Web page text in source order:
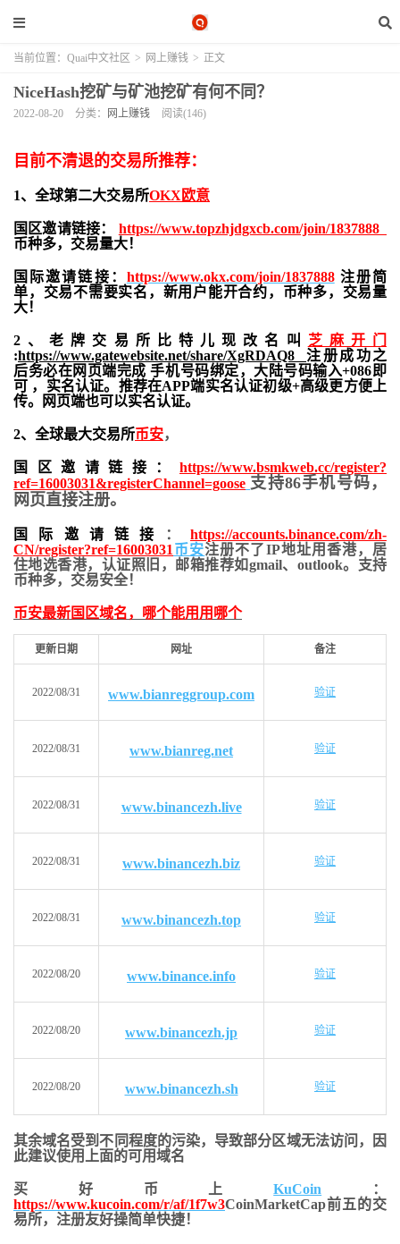
当前位置： Quai中文社区 > 网上赚钱 > 正文
NiceHash挖矿与矿池挖矿有何不同？
2022-08-20 分类： 网上赚钱 阅读(146)
目前不清退的交易所推荐：
1、全球第二大交易所OKX欧意
国区邀请链接： https://www.topzhjdgxcb.com/join/1837888
币种多，交易量大！
国际邀请链接： https://www.okx.com/join/1837888注册简
单，交易不需要实名，新用户能开合约， 币种多，交易量
大！
2、老牌交易所比特儿现改名叫 芝麻开门
:https://www.gatewebsite.net/share/XgRDAQ8 注册成功之
后务必在网页端完成 手机号码绑定，大陆号码输入+086即
可 ，实名认证。推荐在APP端实名认证初级+高级更方便上
传。网页端也可以实名认证。
2、全球最大交易所币安，
国区邀请链接： https://www.bsmkweb.cc/register?
ref=16003031&registerChannel=goose 支持86手机号码，
网页直接注册。
国际邀请链接 ：https://accounts.binance.com/zh-
CN/register?ref=16003031 币安注册不了IP地址用香港，居
住地选香港，认证照旧， 邮箱推荐如gmail、outlook。支持
币种多，交易安全！
币安最新国区域名，哪个能用用哪个
更新日期 网址 备注
2022/08/31 www.bianreggroup.com 验证
2022/08/31 www.bianreg.net 验证
2022/08/31 www.binancezh.live 验证
2022/08/31 www.binancezh.biz 验证
2022/08/31 www.binancezh.top 验证
2022/08/20 www.binance.info 验证
2022/08/20 www.binancezh.jp 验证
2022/08/20 www.binancezh.sh 验证
其余域名受到不同程度的污染，导致部分区域无法访问，
因
此建议使用上面的可用域名
买好币上KuCoin ：
https://www.kucoin.com/r/af/1f7w3CoinMarketCap前五的交
易所，注册友好操简单快捷！